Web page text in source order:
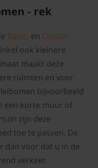
- rek
Basic- en Classic-
ook kleinere
maakt deze
ruimten en voor
bijvoorbeeld
een korte muur of
zijn deze
toe te passen. De
dan voor dat u in de
verkeer.